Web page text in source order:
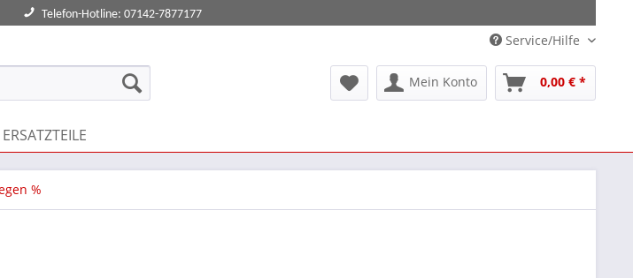
Telefon-Hotline: 07142-7877177
Service/Hilfe
Mein Konto 0,00 € *
ERSATZTEILE
%